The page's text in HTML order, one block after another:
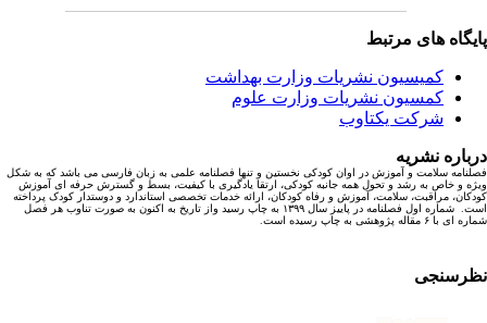
های مرتبط
کمیسیون نشریات وزارت بهداشت
کمسیون نشریات وزارت علوم
شرکت یکتاوب
نشریه
سلامت و آموزش در اوان کودکی نخستین و تنها فصلنامه علمی به زبان فارسی می باشد که به شکل
و خاص به رشد و تحول همه جانبه کودکی، ارتقا یادگیری با کیفیت، بسط و گسترش حرفه ای آموزش
مراقبت، سلامت، آموزش و رفاه کودکان، ارائه خدمات تخصصی استاندارد و دوستدار کودک پرداخته
است. شماره اول فصلنامه در پاییز سال ۱۳۹۹ به چاپ رسید واز تاریخ به اکنون به صورت تناوب هر فصل
۶ مقاله پژوهشی به چاپ رسیده است.